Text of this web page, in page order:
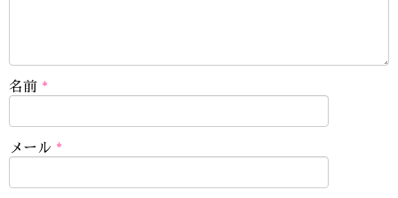
名前 *
メール *